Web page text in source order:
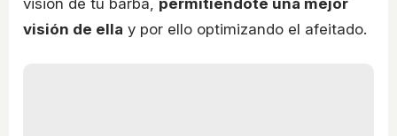
visión de tu barba, permitiéndote una mejor
visión de ella y por ello optimizando el afeitado.